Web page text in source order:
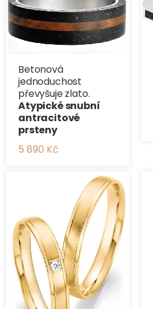
Betonová
jednoduchost
převyšuje zlato.
Atypické snubní
antracitové
prsteny
5 890 Kč